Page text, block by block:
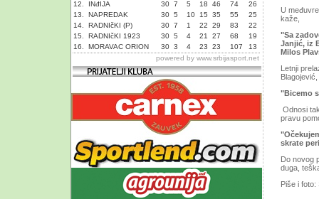
12.
INđIJA 30 7 5 18 46 74
26
13.
NAPREDAK 30 5 10 15 35 55
25
14.
RADNIčKI (P) 30 7 1 22 29 83
22
15.
RADNIčKI 1923 30 5 4 21 27 68
19
16.
MORAVAC ORION 30 3 4 23 23 107
13
powered by www.srbijasport.net
U
kaže,
"Sa
Janjić, iz
Milos
Letnji
Blagojević,
"Bicemo
Odnosi
pravu
skrate
Do novog
duga,
Piše i foto: